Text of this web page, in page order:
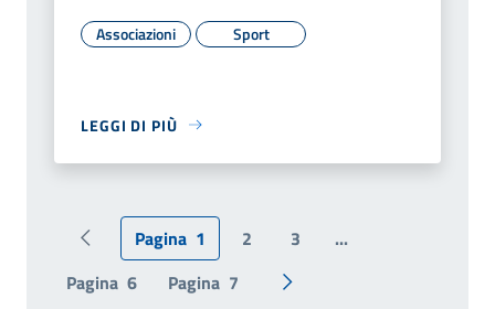
Associazioni Sport
LEGGI DI PIÙ
Pagina precedente
Pagina 1 2 3
...
Pagina 6 Pagina 7 Pagina successiva